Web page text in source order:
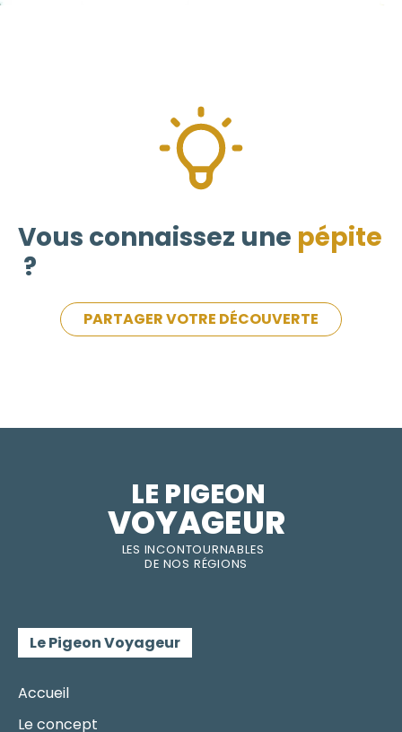
Vous connaissez une pépite
?
PARTAGER VOTRE DÉCOUVERTE
LES INCONTOURNABLES
DE NOS RÉGIONS
LE PIGEON
VOYAGEUR
Le Pigeon Voyageur
Accueil
Le concept